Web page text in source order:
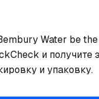
Water be
и получите
и упаковку.